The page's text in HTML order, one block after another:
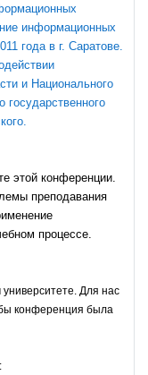
информационных
года в г. Саратове.
и Национального
государственного
этой конференции.
преподавания
процессе.
Для нас
конференция была